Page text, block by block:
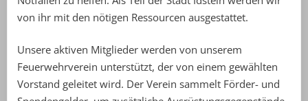
von ihr mit den nötigen Ressourcen ausgestattet.
Unsere aktiven Mitglieder werden von unserem
Feuerwehrverein unterstützt, der von einem gewählten
Vorstand geleitet wird. Der Verein sammelt Förder- und